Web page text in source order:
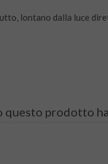
lontano dalla luce
questo prodotto